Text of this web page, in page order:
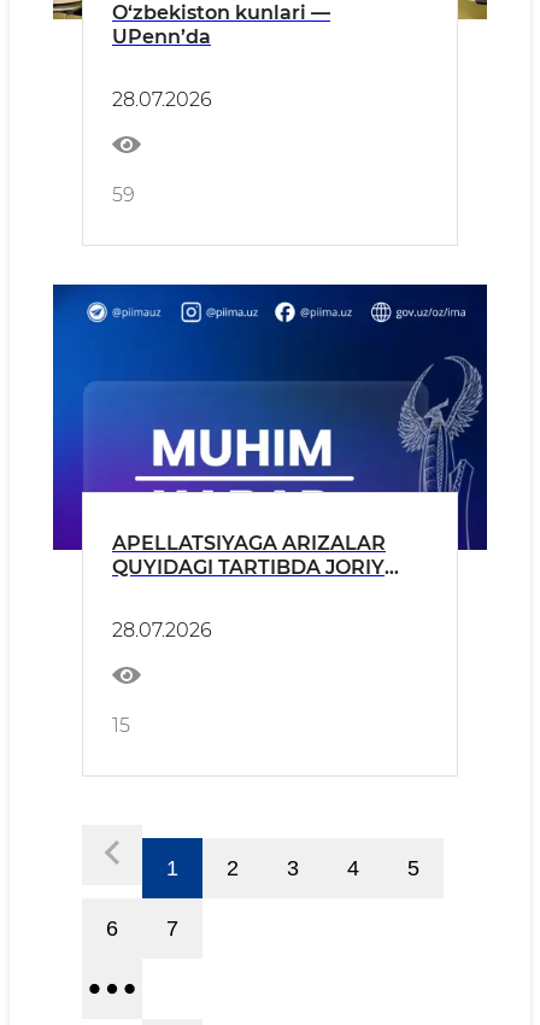
O‘zbekiston kunlari —
UPenn’da
28.07.2026
59
APELLATSIYAGA ARIZALAR
QUYIDAGI TARTIBDA JORIY
28.07.2026
15
1 2 3 4 5
6 7